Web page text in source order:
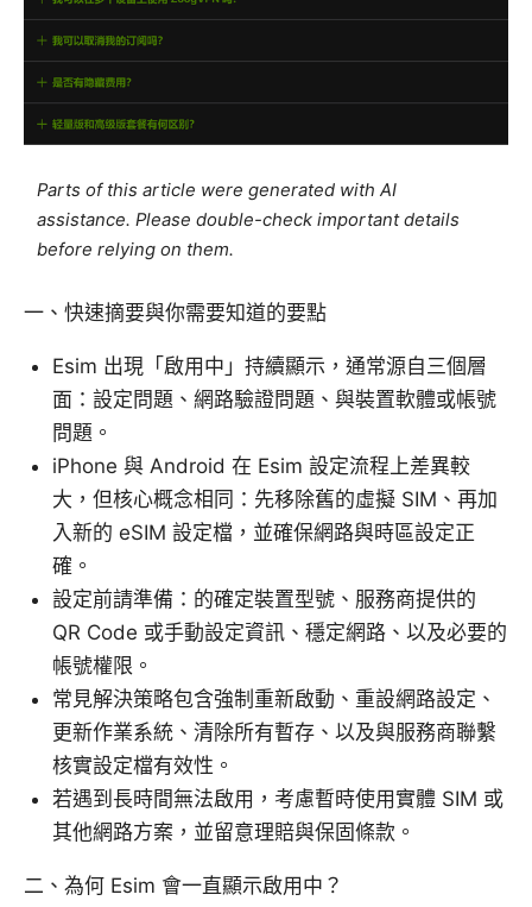
Parts of this article were generated with AI
assistance. Please double-check important details
before relying on them.
一、快速摘要與你需要知道的要點
Esim 出現「啟用中」持續顯示，通常源自三個層
面：設定問題、網路驗證問題、與裝置軟體或帳號
問題。
iPhone 與 Android 在 Esim 設定流程上差異較
大，但核心概念相同：先移除舊的虛擬 SIM、再加
入新的 eSIM 設定檔，並確保網路與時區設定正
確。
設定前請準備：的確定裝置型號、服務商提供的
QR Code 或手動設定資訊、穩定網路、以及必要的
帳號權限。
常見解決策略包含強制重新啟動、重設網路設定、
更新作業系統、清除所有暫存、以及與服務商聯繫
核實設定檔有效性。
若遇到長時間無法啟用，考慮暫時使用實體 SIM 或
其他網路方案，並留意理賠與保固條款。
二、為何 Esim 會一直顯示啟用中？